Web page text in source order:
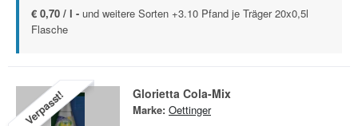
€ 0,70 / l - und weitere Sorten +3.10 Pfand je Träger 20x0,5l
Flasche
Verpasst! Glorietta Cola-Mix
Marke: Oettinger